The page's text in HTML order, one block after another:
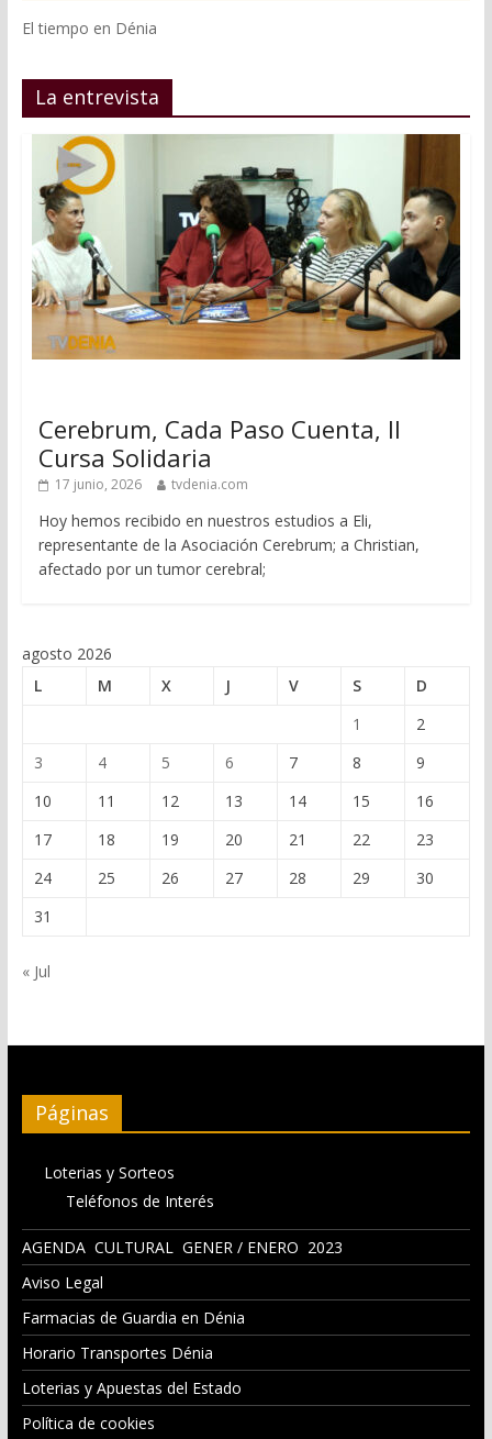
El tiempo en Dénia
La entrevista
Cerebrum, Cada Paso Cuenta, II
Cursa Solidaria
17 junio, 2026 tvdenia.com
Hoy hemos recibido en nuestros estudios a Eli,
representante de la Asociación Cerebrum; a Christian,
afectado por un tumor cerebral;
agosto 2026
L
M X J V S
D
1
2
3
4 5 6 7 8
9
10
11 12 13 14 15
16
17
18 19 20 21 22
23
24
25 26 27 28 29
30
31
« Jul
Páginas
Loterias y Sorteos
Teléfonos de Interés
AGENDA CULTURAL GENER / ENERO 2023
Aviso Legal
Farmacias de Guardia en Dénia
Horario Transportes Dénia
Loterias y Apuestas del Estado
Política de cookies